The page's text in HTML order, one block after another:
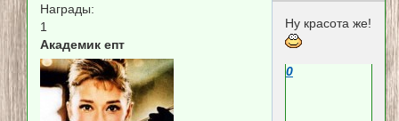
Награды:
1
Академик епт
Ну красота же!
0